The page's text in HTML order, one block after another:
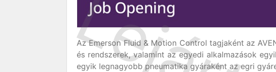
Az Emerson Fluid & Motion Control tagjaként az
és rendszerek, valamint az egyedi alkalmazások
egyik legnagyobb pneumatika gyáraként az egri